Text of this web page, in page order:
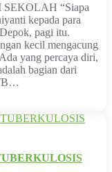
“Siapa
kepada para
pagi itu.
kecil mengacung
yang percaya diri,
bagian dari